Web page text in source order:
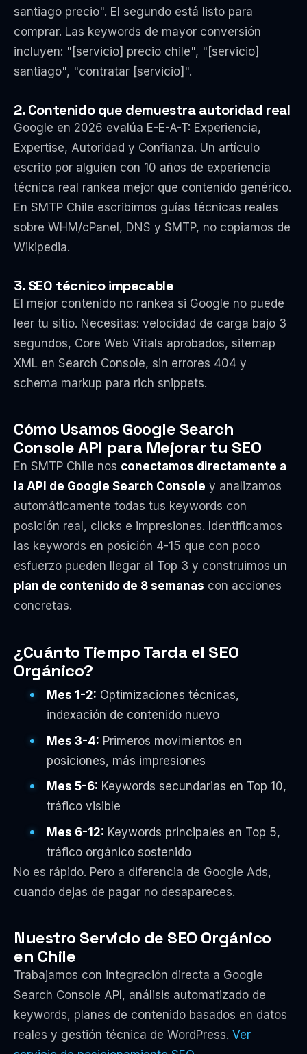
santiago precio". El segundo está listo para
comprar. Las keywords de mayor conversión
incluyen: "[servicio] precio chile", "[servicio]
santiago", "contratar [servicio]".
2. Contenido que demuestra autoridad real
Google en 2026 evalúa E-E-A-T: Experiencia,
Expertise, Autoridad y Confianza. Un artículo
escrito por alguien con 10 años de experiencia
técnica real rankea mejor que contenido genérico.
En SMTP Chile escribimos guías técnicas reales
sobre WHM/cPanel, DNS y SMTP, no copiamos de
Wikipedia.
3. SEO técnico impecable
El mejor contenido no rankea si Google no puede
leer tu sitio. Necesitas: velocidad de carga bajo 3
segundos, Core Web Vitals aprobados, sitemap
XML en Search Console, sin errores 404 y
schema markup para rich snippets.
Cómo Usamos Google Search
Console API para Mejorar tu SEO
En SMTP Chile nos conectamos directamente a
la API de Google Search Console y analizamos
automáticamente todas tus keywords con
posición real, clicks e impresiones. Identificamos
las keywords en posición 4-15 que con poco
esfuerzo pueden llegar al Top 3 y construimos un
plan de contenido de 8 semanas con acciones
concretas.
¿Cuánto Tiempo Tarda el SEO
Orgánico?
Mes 1-2: Optimizaciones técnicas,
indexación de contenido nuevo
Mes 3-4: Primeros movimientos en
posiciones, más impresiones
Mes 5-6: Keywords secundarias en Top 10,
tráfico visible
Mes 6-12: Keywords principales en Top 5,
tráfico orgánico sostenido
No es rápido. Pero a diferencia de Google Ads,
cuando dejas de pagar no desapareces.
Nuestro Servicio de SEO Orgánico
en Chile
Trabajamos con integración directa a Google
Search Console API, análisis automatizado de
keywords, planes de contenido basados en datos
reales y gestión técnica de WordPress. Ver